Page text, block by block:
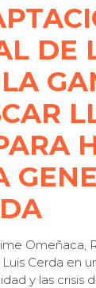
DE
Omeñaca,
Cerda en
y las crisis